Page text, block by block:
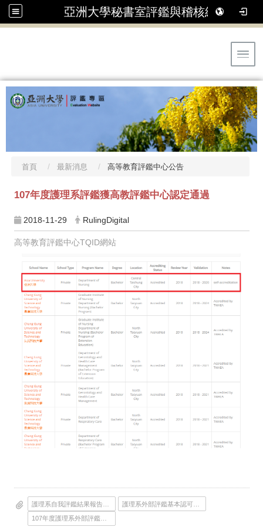
亞洲大學秘書室評鑑與稽核組
首頁 最新消息 高等教育評鑑中心公告
107年度護理系評鑑獲高教評鑑中心認定通過
2018-11-29 RulingDigital
高等教育評鑑中心TQID網站
107年度護理系外部評鑑報告書